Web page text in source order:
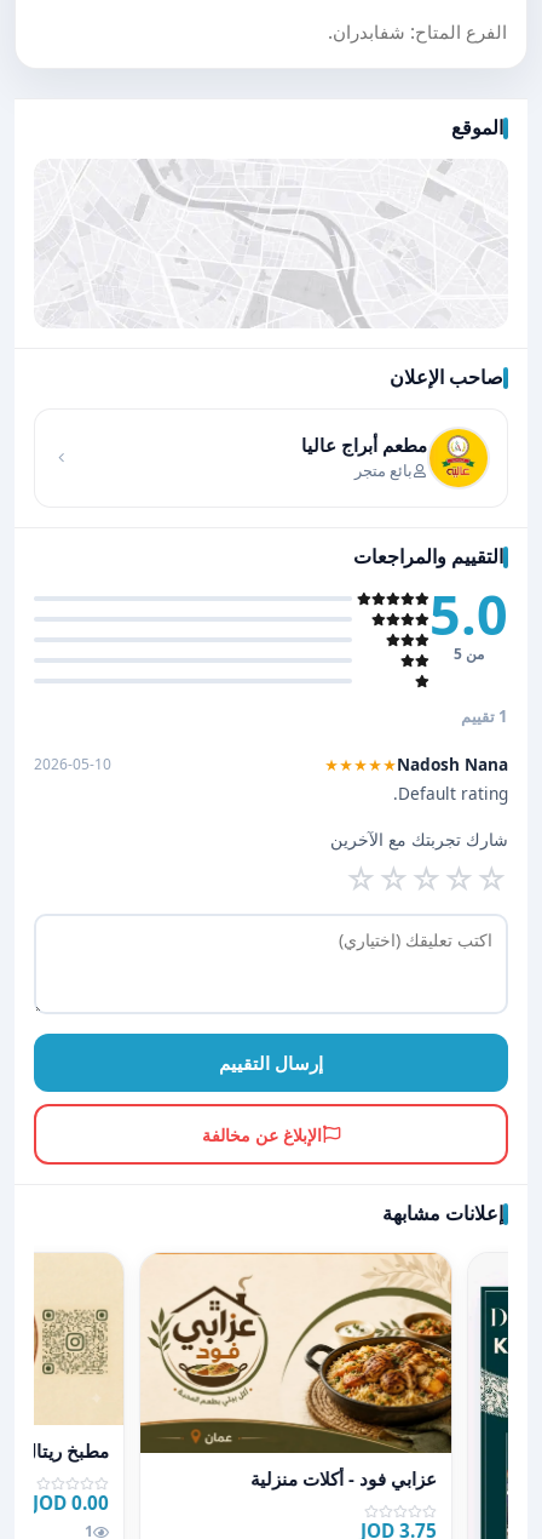
الفرع المتاح: شفابدران.
الموقع
صاحب الإعلان
مطعم أبراج عاليا
بائع متجر
التقييم والمراجعات
5.0
من 5
1 تقييم
Nadosh Nana
★★★★★
2026-05-10
Default rating.
شارك تجربتك مع الآخرين
☆
☆
☆
☆
☆
إرسال التقييم
الإبلاغ عن مخالفة
إعلانات مشابهة
عرض تفاصيل عزابي فود - أكلات منزلية
عزابي فود - أكلات منزلية
3.75 JOD
عرض تفاصيل
مطبخ ريتال
0.00 JOD
1